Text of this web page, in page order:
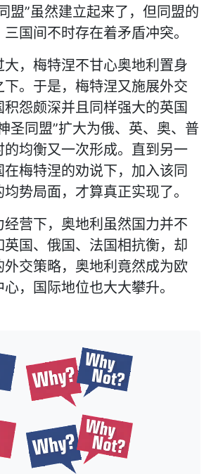
盟”虽然建立起来了，但同盟的
国间不时存在着矛盾冲突。
大，梅特涅不甘心奥地利置身
下。于是，梅特涅又施展外交
怨颇深并且同样强大的英国
圣同盟”扩大为俄、英、奥、普
的均衡又一次形成。直到另一
梅特涅的劝说下，加入该同
势局面，才算真正实现了。
经营下，奥地利虽然国力并不
英国、俄国、法国相抗衡，却
外交策略，奥地利竟然成为欧
，国际地位也大大攀升。